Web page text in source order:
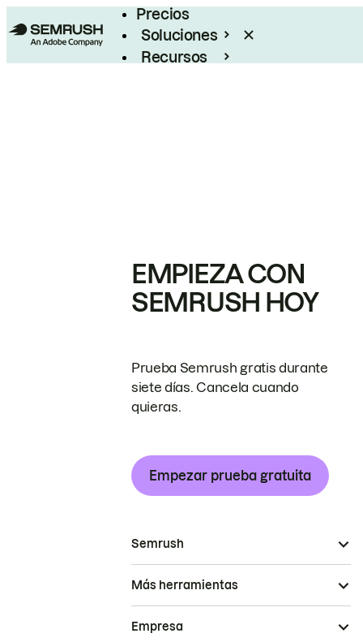
Precios
Soluciones
Recursos
EMPIEZA CON
SEMRUSH HOY
Prueba Semrush gratis durante
siete días. Cancela cuando
quieras.
Empezar prueba gratuita
Semrush
Más herramientas
Empresa